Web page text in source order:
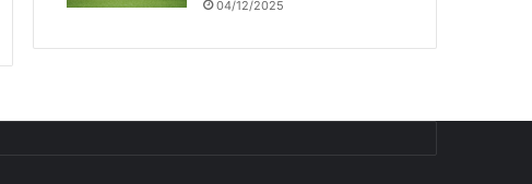
04/12/2025